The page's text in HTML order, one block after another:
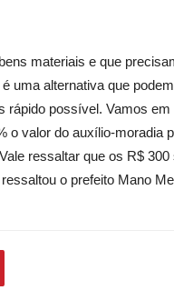
materiais e que
uma alternativa que
possível. Vamos
o valor do auxílio-moradia
ressaltar que os R$
o prefeito Mano